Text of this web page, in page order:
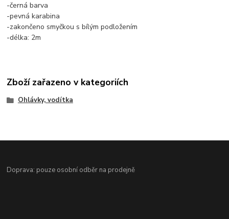
-černá barva
-pevná karabina
-zakončeno smyčkou s bílým podložením
-délka: 2m
Zboží zařazeno v kategoriích
Ohlávky, vodítka
Doprava: pouze osobní odběr na prodejně